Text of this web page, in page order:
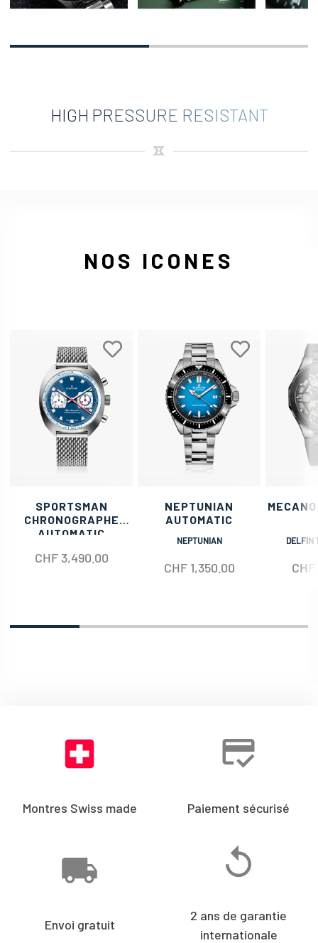
HIGH PRESSURE RESISTANT
NOS ICONES
SPORTSMAN
CHRONOGRAPHE
AUTOMATIC
CHF3,490.00
NEPTUNIAN
AUTOMATIC
NEPTUNIAN
CHF1,350.00
DELFIN
CHF
Montres Swiss made Paiement sécurisé
Envoi gratuit
2 ans de garantie
internationale